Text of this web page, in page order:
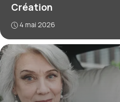
Création
4 mai 2026